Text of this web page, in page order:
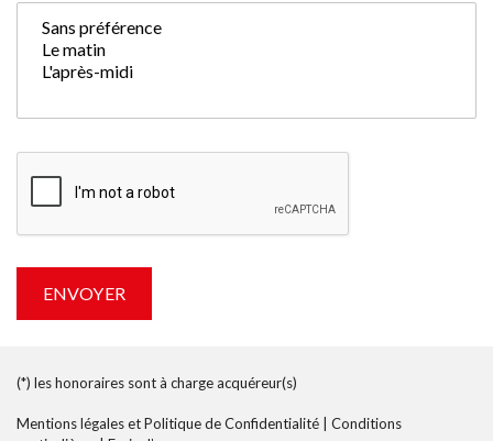
(*) les honoraires sont à charge acquéreur(s)
Mentions légales et Politique de Confidentialité | Conditions